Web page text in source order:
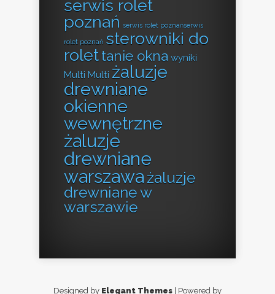
serwis rolet
poznań serwis rolet poznańserwis
rolet poznań sterowniki do
rolettanie okna wyniki
Multi Multi żaluzje
drewniane
okienne
wewnętrzne
żaluzje
drewniane
warszaważaluzje
drewniane w
warszawie
Designed by Elegant Themes | Powered by